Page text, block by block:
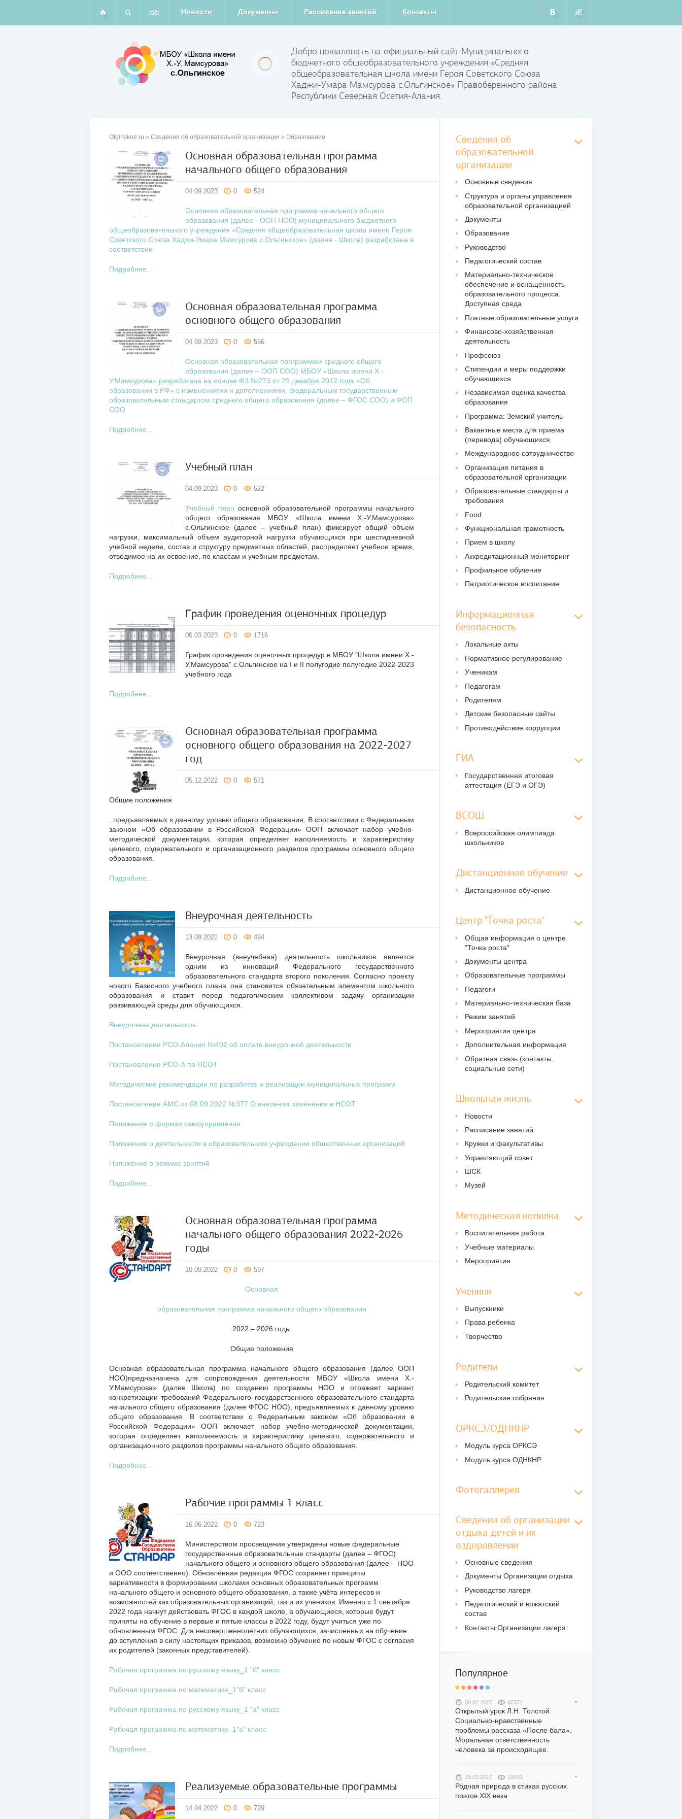
Новости Документы Расписание занятий Контакты
Добро пожаловать на официальный сайт Муниципального
бюджетного общеобразовательного учреждения «Средняя
общеобразовательная школа имени Героя Советского Союза
Хаджи-Умара Мамсурова с.Ольгинское» Правобережного района
Республики Северная Осетия-Алания.
Olginskoe.ru » Сведения об образовательной организации » Образование
Основная образовательная программа
начального общего образования
04.09.2023 0 524
Основная образовательная программа начального общего
образования (далее - ООП НОО) муниципального бюджетного
общеобразовательного учреждения «Средняя общеобразовательная школа имени Героя
Советского Союза Хаджи-Умара Мамсурова с.Ольгинское» (далее - Школа) разработана в
соответствии:
Подробнее...
Основная образовательная программа
основного общего образования
04.09.2023 0 556
Основная образовательная программам среднего общего
образования (далее – ООП СОО) МБОУ «Школа имени Х.-
У.Мамсурова» разработана на основе ФЗ №273 от 29 декабря 2012 года «Об
образовании в РФ» с изменениями и дополнениями, федеральным государственным
образовательным стандартом среднего общего образования (далее – ФГОС СОО) и ФОП
СОО
Подробнее...
Учебный план
04.09.2023 0 522
Учебный план основной образовательной программы начального
общего образования МБОУ «Школа имени Х.-У.Мамсурова»
с.Ольгинское (далее – учебный план) фиксирует общий объем
нагрузки, максимальный объем аудиторной нагрузки обучающихся при шестидневной
учебной неделе, состав и структуру предметных областей, распределяет учебное время,
отводимое на их освоение, по классам и учебным предметам.
Подробнее...
График проведения оценочных процедур
06.03.2023 0 1716
График проведения оценочных процедур в МБОУ "Школа имени Х.-
У.Мамсурова" с.Ольгинское на I и II полугодие полугодие 2022-2023
учебного года
Подробнее...
Основная образовательная программа
основного общего образования на 2022-2027
год
05.12.2022 0 571
Общие положения
, предъявляемых к данному уровню общего образования. В соответствии с Федеральным
законом «Об образовании в Российской Федерации» ООП включает набор учебно-
методической документации, которая определяет наполняемость и характеристику
целевого, содержательного и организационного разделов программы основного общего
образования.
Подробнее...
Внеурочная деятельность
13.09.2022 0 494
Внеурочная (внеучебная) деятельность школьников является
одним из инноваций Федерального государственного
образовательного стандарта второго поколения. Согласно проекту
нового Базисного учебного плана она становится обязательным элементом школьного
образования и ставит перед педагогическим коллективом задачу организации
развивающей среды для обучающихся.
Внеурочная деятельность
Постановление РСО-Алания №402 об оплате внеурочной деятельности
Постановление РСО-А по НСОТ
Методические рекомендации по разработке и реализации муниципальных программ
Постановление АМС от 08.09.2022 №377 О внесении изменения в НСОТ
Положение о формах самоуправления
Положение о деятельности в образовательном учреждении общественных организаций
Положение о режиме занятий
Подробнее...
Основная образовательная программа
начального общего образования 2022-2026
годы
10.09.2022 0 597
Основная
образовательная программа начального общего образования
2022 – 2026 годы
Общие положения
Основная образовательная программа начального общего образования (далее ООП
НОО)предназначена для сопровождения деятельности МБОУ «Школа имени Х.-
У.Мамсурова» (далее Школа) по созданию программы НОО и отражает вариант
конкретизации требований Федерального государственного образовательного стандарта
начального общего образования (далее ФГОС НОО), предъявляемых к данному уровню
общего образования. В соответствии с Федеральным законом «Об образовании в
Российской Федерации» ООП включает набор учебно-методической документации,
которая определяет наполняемость и характеристику целевого, содержательного и
организационного разделов программы начального общего образования.
Подробнее...
Рабочие программы 1 класс
16.06.2022 0 723
Министерством просвещения утверждены новые федеральные
государственные образовательные стандарты (далее – ФГОС)
начального общего и основного общего образования (далее – НОО
и ООО соответственно). Обновлённая редакция ФГОС сохраняет принципы
вариативности в формировании школами основных образовательных программ
начального общего и основного общего образования, а также учёта интересов и
возможностей как образовательных организаций, так и их учеников. Именно с 1 сентября
2022 года начнут действовать ФГОС в каждой школе, а обучающиеся, которые будут
приняты на обучение в первые и пятые классы в 2022 году, будут учиться уже по
обновленным ФГОС. Для несовершеннолетних обучающихся, зачисленных на обучение
до вступления в силу настоящих приказов, возможно обучение по новым ФГОС с согласия
их родителей (законных представителей).
Рабочая программа по русскому языку_1 "б" класс
Рабочая программа по математике_1"б" класс
Рабочая программа по русскому языку_1 "а" класс
Рабочая программа по математике_1"а" класс
Подробнее...
Реализуемые образовательные программы
14.04.2022 0 729
Сведения об
образовательной
организации
Основные сведения
Структура и органы управления
образовательной организацией
Документы
Образование
Руководство
Педагогический состав
Материально-техническое
обеспечение и оснащенность
образовательного процесса.
Доступная среда
Платные образовательные услуги
Финансово-хозяйственная
деятельность
Профсоюз
Стипендии и меры поддержки
обучающихся
Независимая оценка качества
образования
Программа: Земский учитель
Вакантные места для приема
(перевода) обучающихся
Международное сотрудничество
Организация питания в
образовательной организации
Образовательные стандарты и
требования
Food
Функциональная грамотность
Прием в школу
Аккредитационный мониторинг
Профильное обучение
Патриотическое воспитание
Информационная
безопасность
Локальные акты
Нормативное регулирование
Ученикам
Педагогам
Родителям
Детские безопасные сайты
Противодействие коррупции
ГИА
Государственная итоговая
аттестация (ЕГЭ и ОГЭ)
ВСОШ
Всероссийская олимпиада
школьников
Дистанционное обучение
Дистанционное обучение
Центр "Точка роста"
Общая информация о центре
"Точка роста"
Документы центра
Образовательные программы
Педагоги
Материально-техническая база
Режим занятий
Мероприятия центра
Дополнительная информация
Обратная связь (контакты,
социальные сети)
Школьная жизнь
Новости
Расписание занятий
Кружки и факультативы
Управляющий совет
ШСК
Музей
Методическая копилка
Воспитательная работа
Учебные материалы
Мероприятия
Ученики
Выпускники
Права ребенка
Творчество
Родители
Родительский комитет
Родительские собрания
ОРКСЭ/ОДНКНР
Модуль курса ОРКСЭ
Модуль курса ОДНКНР
Фотогаллерея
Сведения об организации
отдыха детей и их
оздоровлении
Основные сведения
Документы Организации отдыха
Руководство лагеря
Педагогический и вожатский
состав
Контакты Организации лагеря
Популярное
09.02.2017 66672
Открытый урок Л.Н. Толстой.
Социально-нравственные
проблемы рассказа «После бала».
Моральная ответственность
человека за происходящее.
25.03.2017 19931
Родная природа в стихах русских
поэтов XIX века